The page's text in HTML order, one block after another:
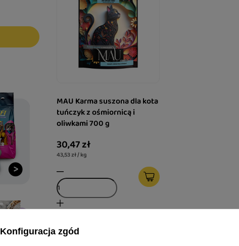
MAU Karma suszona dla kota
tuńczyk z ośmiornicą i
oliwkami 700 g
30,47 zł
43,53 zł / kg
Konfiguracja zgód